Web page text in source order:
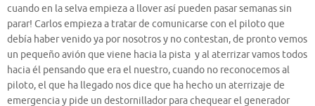
cuando en la selva empieza a llover así pueden pasar semanas sin
parar! Carlos empieza a tratar de comunicarse con el piloto que
debía haber venido ya por nosotros y no contestan, de pronto vemos
un pequeño avión que viene hacia la pista y al aterrizar vamos todos
hacia él pensando que era el nuestro, cuando no reconocemos al
piloto, el que ha llegado nos dice que ha hecho un aterrizaje de
emergencia y pide un destornillador para chequear el generador